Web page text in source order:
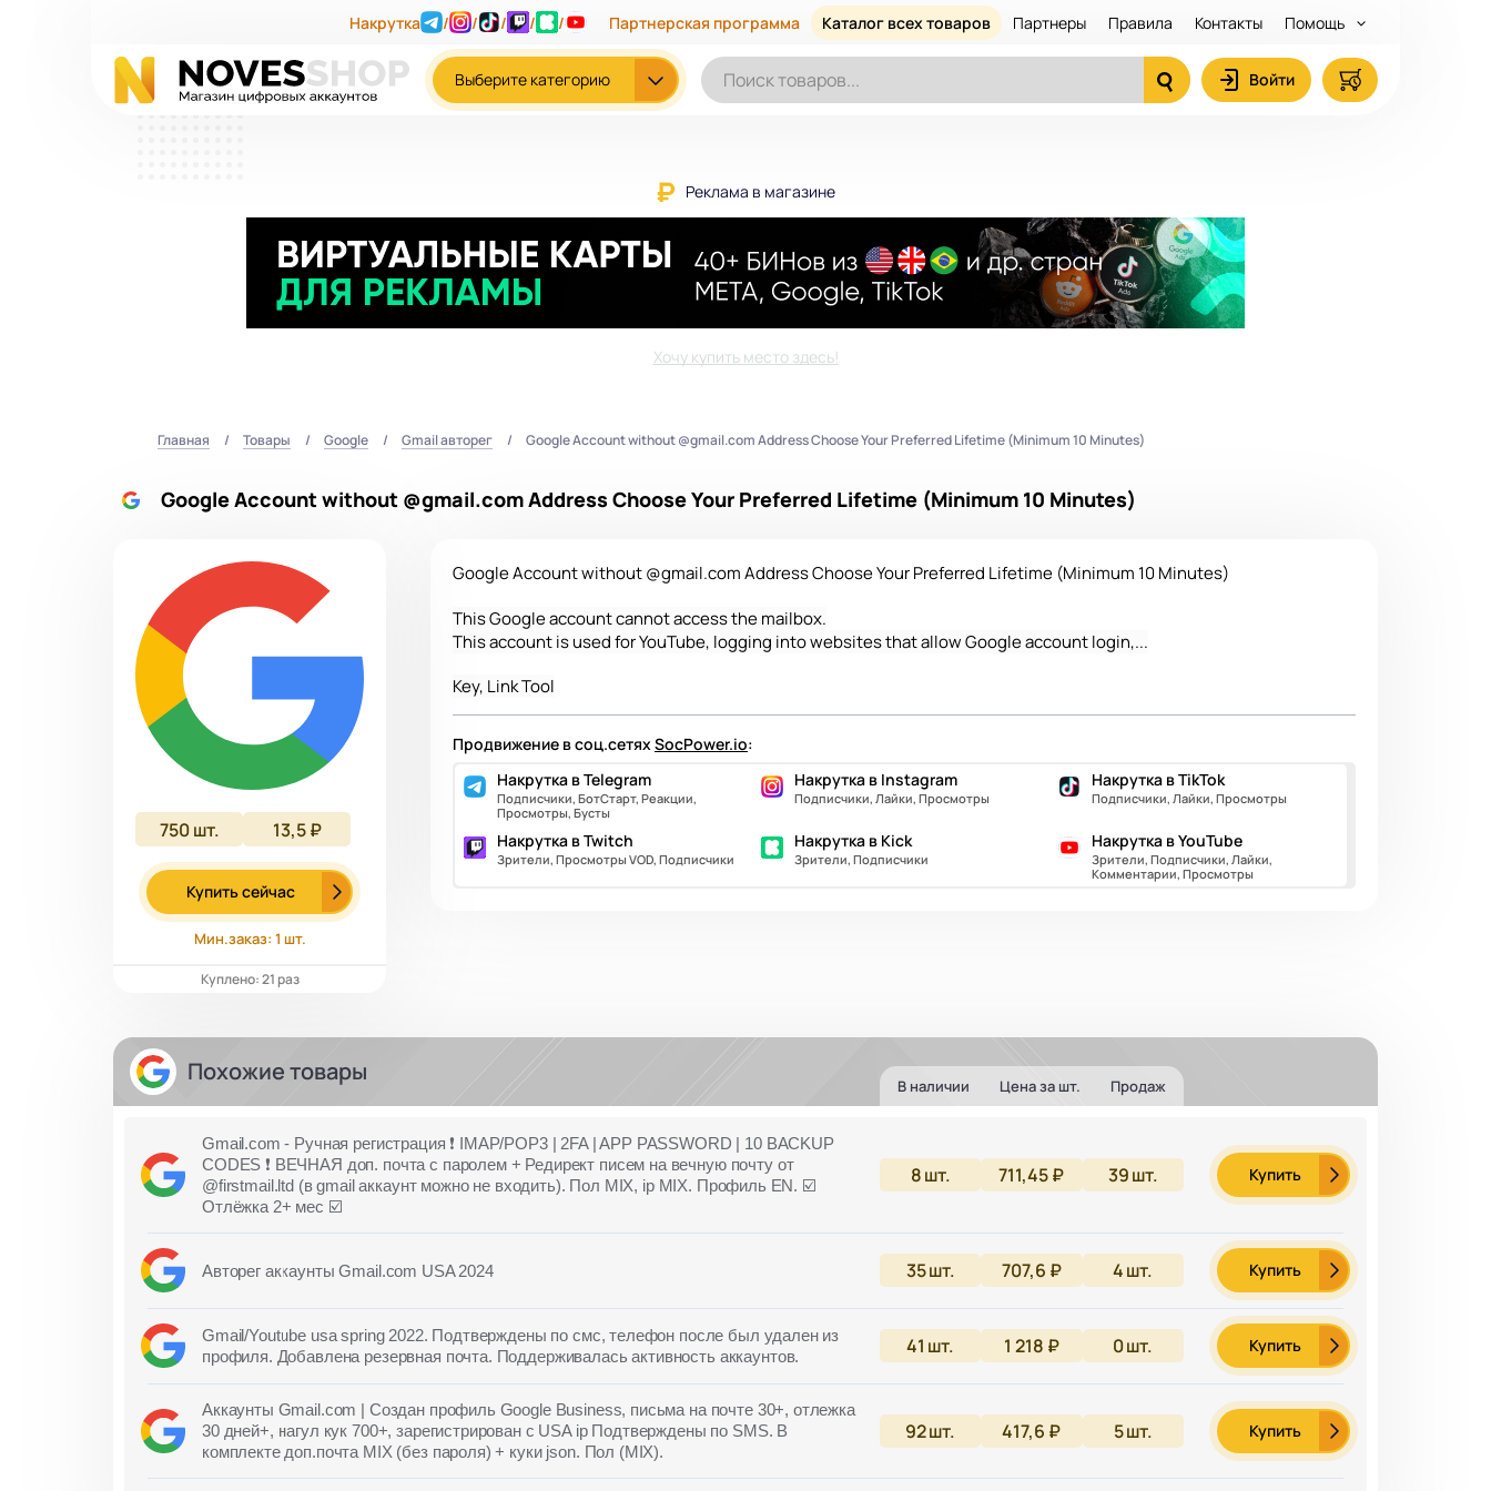
Накрутка / / / / / Партнерская программа Каталог всех товаров Партнеры Правила Контакты Помощь
Выберите категорию Войти
Реклама в магазине
Хочу купить место здесь!
Главная Товары Google Gmail авторег Google Account without @gmail.com Address Choose Your Preferred Lifetime (Minimum 10 Minutes)
Google Account without @gmail.com Address Choose Your Preferred Lifetime (Minimum 10 Minutes)
750 шт. 13,5 ₽
Купить сейчас
Мин.заказ: 1 шт.
Куплено: 21 раз
Google Account without @gmail.com Address Choose Your Preferred Lifetime (Minimum 10 Minutes)
This Google account cannot access the mailbox.
This account is used for YouTube, logging into websites that allow Google account login,...
Key, Link Tool
Продвижение в соц.сетяхSocPower.io:
Накрутка в Telegram
Подписчики, БотСтарт, Реакции,
Просмотры, Бусты
Накрутка в Instagram
Подписчики, Лайки, Просмотры
Накрутка в TikTok
Подписчики, Лайки, Просмотры
Накрутка в Twitch
Зрители, Просмотры VOD, Подписчики
Накрутка в Kick
Зрители, Подписчики
Накрутка в YouTube
Зрители, Подписчики, Лайки,
Комментарии, Просмотры
Похожие товары В наличии Цена за шт. Продаж
Gmail.com - Ручная регистрация ❗️ IMAP/POP3 | 2FA | APP PASSWORD | 10 BACKUP
CODES ❗️ ВЕЧНАЯ доп. почта с паролем + Редирект писем на вечную почту от
@firstmail.ltd (в gmail аккаунт можно не входить). Пол MIX, ip MIX. Профиль EN. ☑️
Отлёжка 2+ мес ☑️
8шт. 711,45 ₽ 39шт. Купить
Авторег аккаунты Gmail.com USA 2024 35шт. 707,6 ₽ 4шт. Купить
Gmail/Youtube usa spring 2022. Подтверждены по смс, телефон после был удален из
профиля. Добавлена резервная почта. Поддерживалась активность аккаунтов.
41 шт. 1 218 ₽ 0шт. Купить
Аккаунты Gmail.com | Создан профиль Google Business, письма на почте 30+, отлежка
30 дней+, нагул кук 700+, зарегистрирован с USA ip Подтверждены по SMS. В
комплекте доп.почта MIX (без пароля) + куки json. Пол (MIX).
92шт. 417,6 ₽ 5шт. Купить